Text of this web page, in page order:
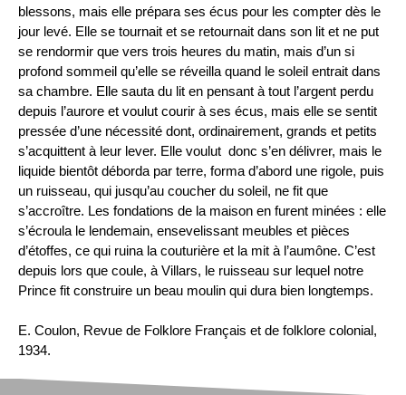
blessons, mais elle prépara ses écus pour les compter dès le
jour levé. Elle se tournait et se retournait dans son lit et ne put
se rendormir que vers trois heures du matin, mais d’un si
profond sommeil qu’elle se réveilla quand le soleil entrait dans
sa chambre. Elle sauta du lit en pensant à tout l’argent perdu
depuis l’aurore et voulut courir à ses écus, mais elle se sentit
pressée d’une nécessité dont, ordinairement, grands et petits
s’acquittent à leur lever. Elle voulut donc s’en délivrer, mais le
liquide bientôt déborda par terre, forma d’abord une rigole, puis
un ruisseau, qui jusqu’au coucher du soleil, ne fit que
s’accroître. Les fondations de la maison en furent minées : elle
s’écroula le lendemain, ensevelissant meubles et pièces
d’étoffes, ce qui ruina la couturière et la mit à l’aumône. C’est
depuis lors que coule, à Villars, le ruisseau sur lequel notre
Prince fit construire un beau moulin qui dura bien longtemps.
E. Coulon, Revue de Folklore Français et de folklore colonial,
1934.